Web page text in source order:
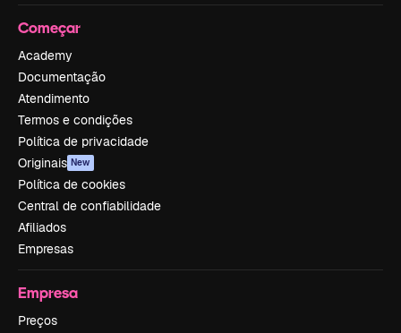
Começar
Academy
Documentação
Atendimento
Termos e condições
Política de privacidade
Originais New
Política de cookies
Central de confiabilidade
Afiliados
Empresas
Empresa
Preços